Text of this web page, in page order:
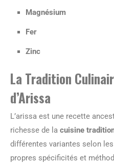
Magnésium
Fer
Zinc
La Tradition
d’Arissa
L’arissa est une recette
richesse de la cuisine
différentes variantes selon
propres spécificités et